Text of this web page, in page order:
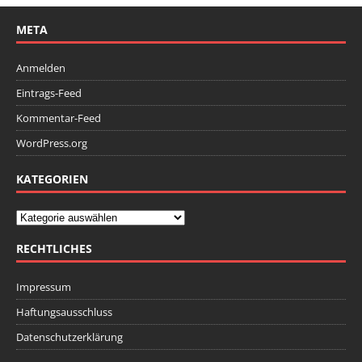
META
Anmelden
Eintrags-Feed
Kommentar-Feed
WordPress.org
KATEGORIEN
RECHTLICHES
Impressum
Haftungsausschluss
Datenschutzerklärung